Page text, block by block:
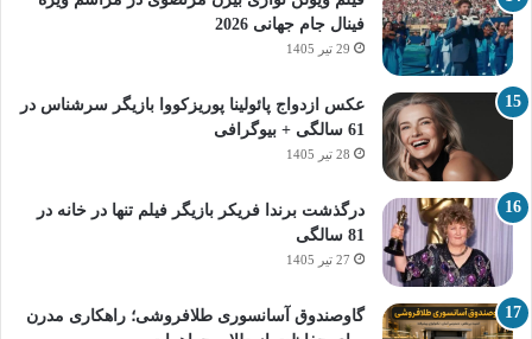
فینال جام جهانی 2026
29 تیر 1405
عکس ازدواج پائولینا پوریزکووا بازیگر سرشناس در
61 سالگی + بیوگرافی
28 تیر 1405
درگذشت برندا فریکر بازیگر فیلم تنها در خانه در
81 سالگی
27 تیر 1405
گاوصندوق آسانسوری طلافروشی؛ راهکاری مدرن